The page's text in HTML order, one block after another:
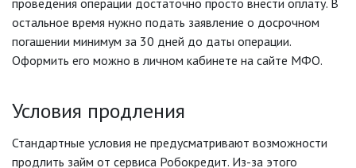
проведения операции достаточно просто внести оплату. В
остальное время нужно подать заявление о досрочном
погашении минимум за 30 дней до даты операции.
Оформить его можно в личном кабинете на сайте МФО.
Условия продления
Стандартные условия не предусматривают возможности
продлить займ от сервиса Робокредит. Из-за этого